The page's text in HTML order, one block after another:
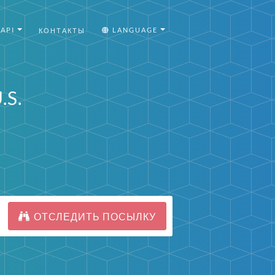
КОНТАКТЫ LANGUAGE
ОТСЛЕДИТЬ ПОСЫЛКУ